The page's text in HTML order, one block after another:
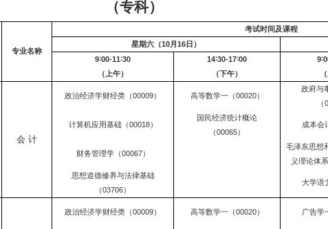
（专科）
专业名称
考试时间及课程
星期六（10月16日）
9∶00-11∶30
（上午）
14∶30-17∶00
（下午）
9
会 计
政治经济学财经类（00009） 高等数学一（00020）
政府与
（
计算机应用基础（00018）
国民经济统计概论
（00065）
成本会
财务管理学（00067）
毛泽东思想
义理论体
思想道德修养与法律基础
（03706）
大学语
政治经济学财经类（00009） 高等数学一（00020） 广告学